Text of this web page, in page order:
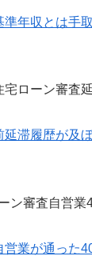
年収とは手
延滞履歴が及
営業が通った